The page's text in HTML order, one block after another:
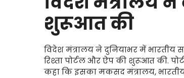
शुरूआत की
विदेश मंत्रालय ने दुनियाभर में भारतीय
रिश्ता पोर्टल और ऐप की शुरूआत की.
कहा कि इसका मकसद मंत्रालय,